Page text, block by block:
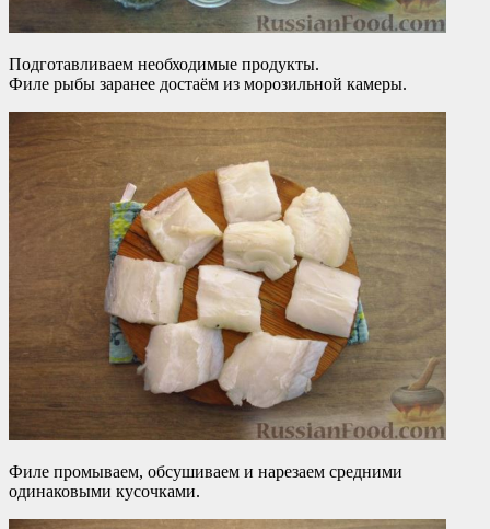
Подготавливаем необходимые продукты.
Филе рыбы заранее достаём из морозильной камеры.
Филе промываем, обсушиваем и нарезаем средними
одинаковыми кусочками.